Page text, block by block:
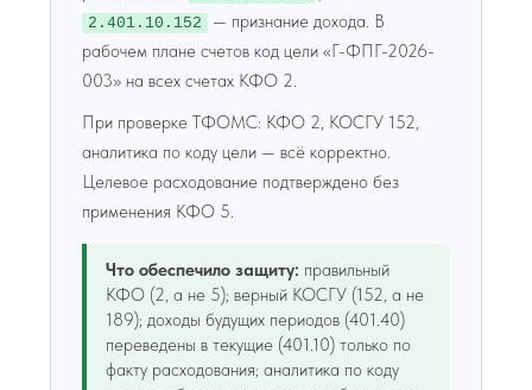
2.401.10.152
— признание дохода. В
рабочем плане счетов код цели «Г-ФПГ-2026-
003» на всех счетах КФО 2.
При проверке ТФОМС: КФО 2, КОСГУ 152,
аналитика по коду цели — всё корректно.
Целевое расходование подтверждено без
применения КФО 5.
Что обеспечило защиту: правильный
КФО (2, а не 5); верный КОСГУ (152, а не
189); доходы будущих периодов (401.40)
переведены в текущие (401.10) только по
факту расходования; аналитика по коду